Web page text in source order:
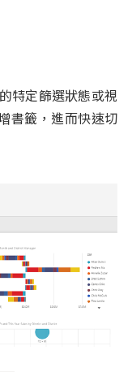
特定篩選狀態或視
書籤，進而快速切